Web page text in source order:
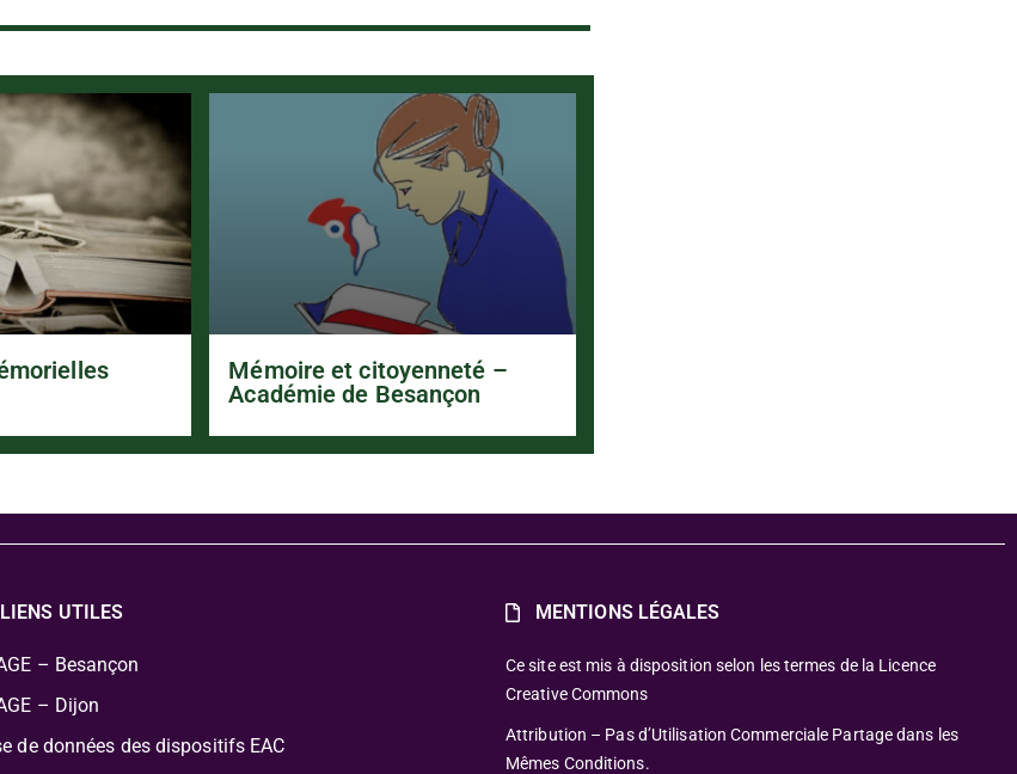
Mémoire et citoyenneté –
Académie de Besançon
LIENS UTILES
– Besançon
– Dijon
de données des dispositifs EAC
MENTIONS LÉGALES
Ce site est mis à disposition selon les termes de la Licence
Creative Commons
Attribution – Pas d’Utilisation Commerciale Partage dans les
Mêmes Conditions.